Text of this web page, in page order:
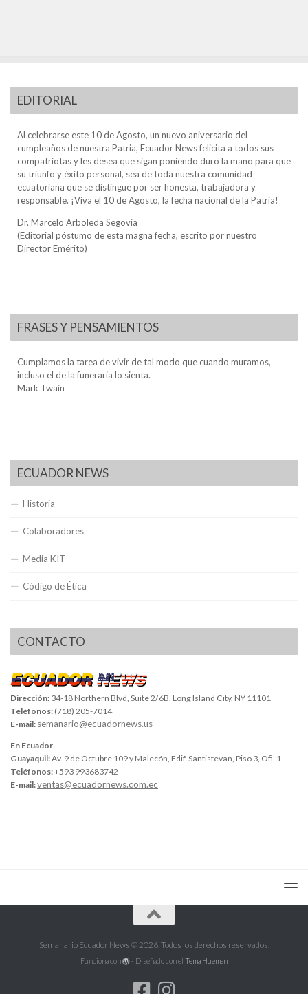
EDITORIAL
Al celebrarse este 10 de Agosto, un nuevo aniversario del
cumpleaños de nuestra Patria, Ecuador News felicita a todos sus
compatriotas y les desea que sigan poniendo duro la mano para que
su triunfo y éxito personal, sea de toda nuestra comunidad
ecuatoriana que se distingue por ser honesta, trabajadora y
responsable. ¡Viva el 10 de Agosto, la fecha nacional de la Patria!
Dr. Marcelo Arboleda Segovia
(Editorial póstumo de esta magna fecha, escrito por nuestro
Director Emérito)
FRASES Y PENSAMIENTOS
Cumplamos la tarea de vivir de tal modo que cuando muramos,
incluso el de la funeraria lo sienta.
Mark Twain
ECUADOR NEWS
Historia
Colaboradores
Media KIT
Código de Ética
CONTACTO
Dirección: 34-18 Northern Blvd, Suite 2/6B, Long Island City, NY 11101
Teléfonos: (718) 205-7014
E-mail: semanario@ecuadornews.us
En Ecuador
Guayaquil:Av. 9 de Octubre 109 y Malecón, Edif. Santistevan, Piso 3, Ofi. 1
Teléfonos:+593 993683742
E-mail:ventas@ecuadornews.com.ec
Semanario Ecuador News © 2026. Todos los derechos reservados.
Funciona con - Diseñado con el Tema Hueman